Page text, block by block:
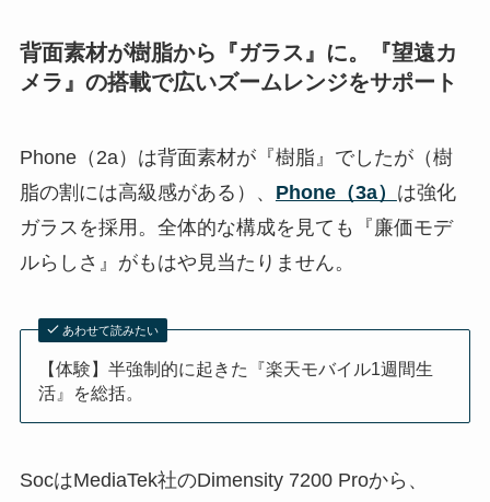
背面素材が樹脂から『ガラス』に。『望遠カ
メラ』の搭載で広いズームレンジをサポート
Phone（2a）は背面素材が『樹脂』でしたが（樹
脂の割には高級感がある）、 Phone（3a） は強化
ガラスを採用。全体的な構成を見ても『廉価モデ
ルらしさ』がもはや見当たりません。
あわせて読みたい
【体験】半強制的に起きた『楽天モバイル1週間生
活』を総括。
SocはMediaTek社のDimensity 7200 Proから、